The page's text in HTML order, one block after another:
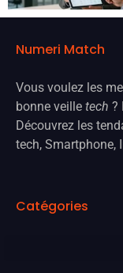
Numeri Match
Vous voulez les
bonne veille tech ?
Découvrez les
tech, Smartphone,
Catégories